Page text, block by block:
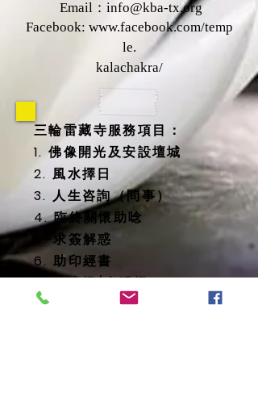
Email： info@kba-tx.org
Facebook: www.facebook.com/temp
le.
kalachakra/
三輪雷藏寺服務項目：
1. 佛像開光及安設壇城
2. 風水擇日
3. 人生咨詢（問事）
4. 臨終關懷助唸
5. 求簽解惑
6. 助印經書
7. 太歲燈/光明燈
8. 消災延壽藥師佛燈